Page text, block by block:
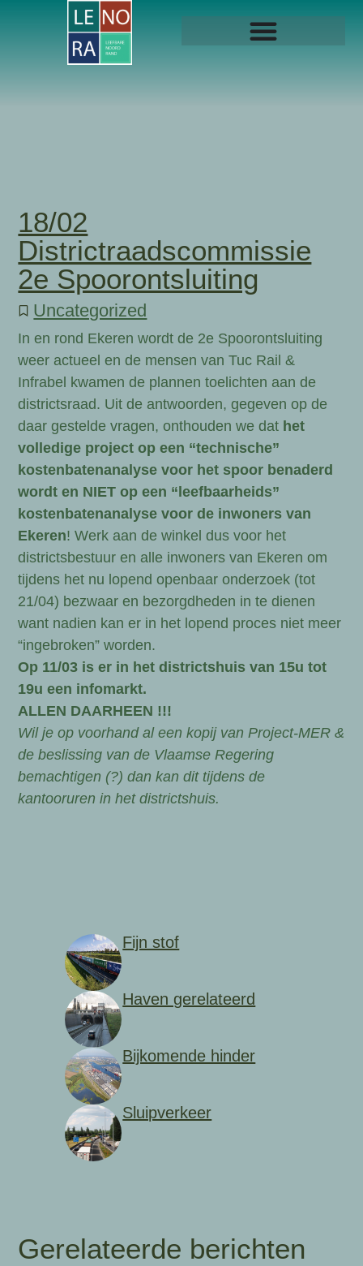
18/02
Districtraadscommissie
2e Spoorontsluiting
Uncategorized
In en rond Ekeren wordt de 2e Spoorontsluiting
weer actueel en de mensen van Tuc Rail &
Infrabel kwamen de plannen toelichten aan de
districtsraad. Uit de antwoorden, gegeven op de
daar gestelde vragen, onthouden we dat het
volledige project op een “technische”
kostenbatenanalyse voor het spoor benaderd
wordt en NIET op een “leefbaarheids”
kostenbatenanalyse voor de inwoners van
Ekeren! Werk aan de winkel dus voor het
districtsbestuur en alle inwoners van Ekeren om
tijdens het nu lopend openbaar onderzoek (tot
21/04) bezwaar en bezorgdheden in te dienen
want nadien kan er in het lopend proces niet meer
“ingebroken” worden.
Op 11/03 is er in het districtshuis van 15u tot
19u een infomarkt.
ALLEN DAARHEEN !!!
Wil je op voorhand al een kopij van Project-MER &
de beslissing van de Vlaamse Regering
bemachtigen (?) dan kan dit tijdens de
kantooruren in het districtshuis.
Fijn stof
Haven gerelateerd
Bijkomende hinder
Sluipverkeer
Gerelateerde berichten